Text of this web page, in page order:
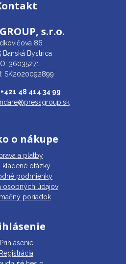
s.r.o.
86
Banská Bystrica
36035271
SK2020092899
+421 48 414 34 99
o nákupe
a platby
kladené otázky
podmienky
osobných údajov
poriadok
Prihlásenie
Registrácia